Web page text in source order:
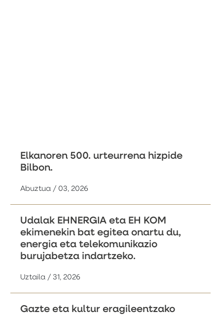
Elkanoren 500. urteurrena hizpide
Bilbon.
Abuztua / 03, 2026
Udalak EHNERGIA eta EH KOM
ekimenekin bat egitea onartu du,
energia eta telekomunikazio
burujabetza indartzeko.
Uztaila / 31, 2026
Gazte eta kultur eragileentzako